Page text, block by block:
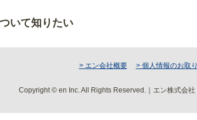
りたい方
いて知りたい
> エン会社概要 > 個人情報のお取
Copyright © en Inc. All Rights Reserved.｜エン株式会